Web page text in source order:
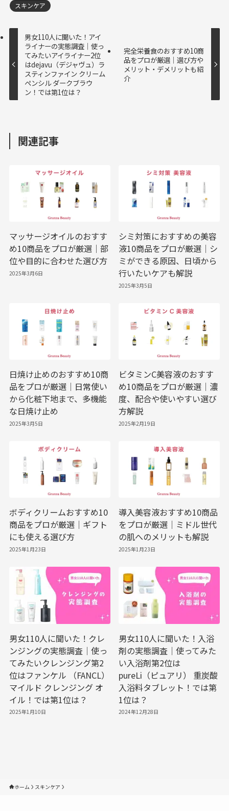
スキンケア
男女110人に聞いた！アイ
ライナーの実態調査｜使っ
てみたいアイライナー2位
はdejavu（デジャヴュ）ラ
スティンファイン クリーム
ペンシル ダークブラウ
ン！では第1位は？
完全栄養食のおすすめ10商
品をプロが厳選｜選び方や
メリット・デメリットも紹
介
関連記事
マッサージオイルのおすす
め10商品をプロが厳選｜部
位や目的に合わせた選び方
2025年3月6日
シミ対策におすすめの美容
液10商品をプロが厳選｜シ
ミができる原因、日頃から
行いたいケアも解説
2025年3月5日
日焼け止めのおすすめ10商
品をプロが厳選｜日常使い
から化粧下地まで、多機能
な日焼け止め
2025年3月5日
ビタミンC美容液のおすす
め10商品をプロが厳選｜濃
度、配合や使いやすい選び
方解説
2025年2月19日
ボディクリームおすすめ10
商品をプロが厳選｜ギフト
にも使える選び方
2025年1月23日
導入美容液おすすめ10商品
をプロが厳選｜ミドル世代
の肌へのメリットも解説
2025年1月23日
男女110人に聞いた！クレ
ンジングの実態調査｜使っ
てみたいクレンジング第2
位はファンケル （FANCL）
マイルド クレンジング オ
イル！では第1位は？
2025年1月10日
男女110人に聞いた！入浴
剤の実態調査｜使ってみた
い入浴剤第2位は
pureLi（ピュアリ） 重炭酸
入浴料タブレット！では第
1位は？
2024年12月28日
ホーム スキンケア